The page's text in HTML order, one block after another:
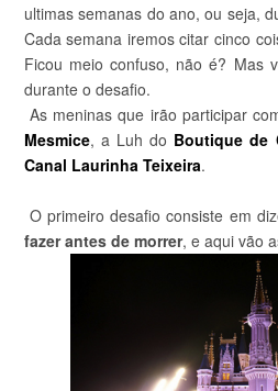
ultimas semanas do ano, ou seja,
Cada semana iremos citar cinco
Ficou meio confuso, não é? Mas
durante o desafio.
As meninas que irão participar
Mesmice, a Luh do Boutique de
Canal Laurinha Teixeira.
O primeiro desafio consiste em
fazer antes de morrer, e aqui vão